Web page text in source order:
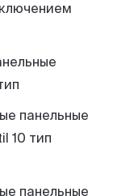
панельные
10 тип
панельные